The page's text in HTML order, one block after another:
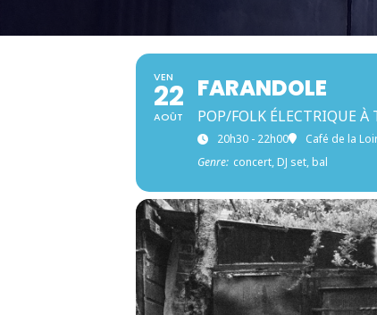
VEN
22
AOÛT
FARANDOLE
POP/FOLK ÉLECTRIQUE
20h30 - 22h00 Café de la
Genre: concert, DJ set, bal